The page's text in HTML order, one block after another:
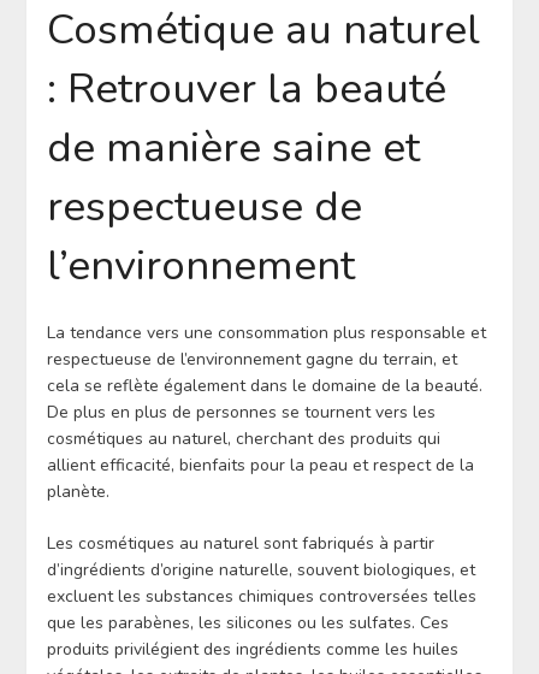
Cosmétique au naturel
: Retrouver la beauté
de manière saine et
respectueuse de
l’environnement
La tendance vers une consommation plus responsable et
respectueuse de l’environnement gagne du terrain, et
cela se reflète également dans le domaine de la beauté.
De plus en plus de personnes se tournent vers les
cosmétiques au naturel, cherchant des produits qui
allient efficacité, bienfaits pour la peau et respect de la
planète.
Les cosmétiques au naturel sont fabriqués à partir
d’ingrédients d’origine naturelle, souvent biologiques, et
excluent les substances chimiques controversées telles
que les parabènes, les silicones ou les sulfates. Ces
produits privilégient des ingrédients comme les huiles